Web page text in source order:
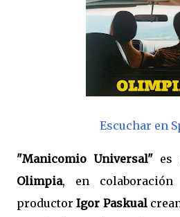
Escuchar en
"Manicomio Universal" es
Olimpia, en
productorIgor Paskual